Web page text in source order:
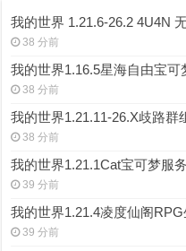
我的世界 1.21.6-26.2 4U4N
38 分前
我的世界1.16.5星海自由宝可
38 分前
我的世界1.21.11-26.X歧路群
38 分前
我的世界1.21.1Cat宝可梦服
39 分前
我的世界1.21.4凌度仙阁
39 分前